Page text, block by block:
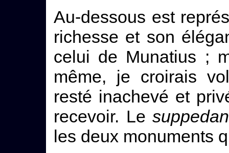
Au-dessous est
richesse et son
celui de Munatius ;
même, je croirais
resté inachevé et
recevoir. Le
les deux monuments